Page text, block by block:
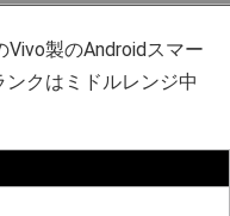
Vivo製のAndroidスマー
ンクはミドルレンジ中